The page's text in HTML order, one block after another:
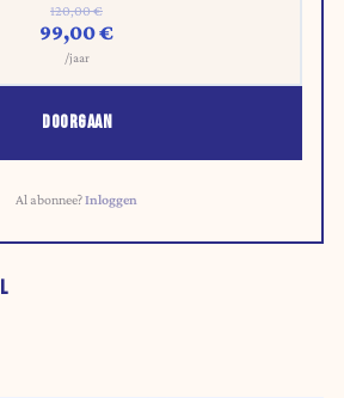
120,00 €
99,00 €
/jaar
DOORGAAN
Al abonnee?Inloggen